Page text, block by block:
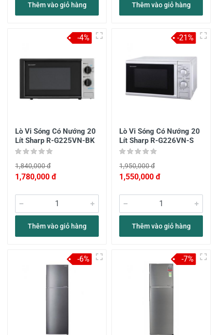
Thêm vào giỏ hàng Thêm vào giỏ hàng
Lò Vi Sóng Có Nướng 20
Lít Sharp R-G225VN-BK
1,840,000 đ
1,780,000 đ
Thêm vào giỏ hàng
-4%
Lò Vi Sóng Có Nướng 20
Lít Sharp R-G226VN-S
1,950,000 đ
1,550,000 đ
Thêm vào giỏ hàng
-21%
-6% -7%